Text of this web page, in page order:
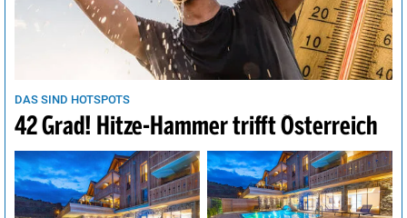
DAS SIND HOTSPOTS
42 Grad! Hitze-Hammer trifft Österreich